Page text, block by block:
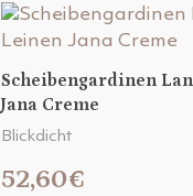
Scheibengardinen
Jana Creme
Blickdicht
52,60€